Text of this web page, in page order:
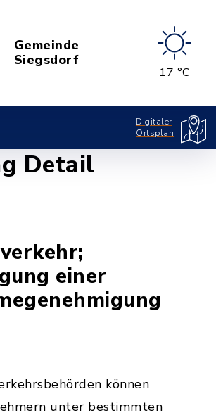
Gemeinde
Siegsdorf
17 °C
Digitaler
Ortsplan
Detail
einer
können
unter bestimmten